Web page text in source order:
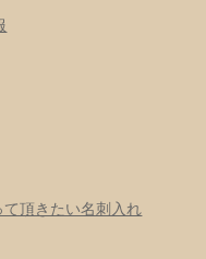
頂きたい名刺入れ